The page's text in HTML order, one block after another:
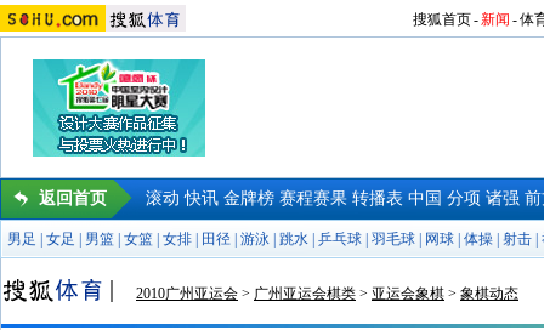
搜狐首页-新闻 -体
返回首页 滚动 快讯 金牌榜 赛程赛果 转播表 中国 分项 诸强
男足 女足 男篮 女篮 女排 田径 游泳 跳水 乒乓球 羽毛球 网球 体操 射击
2010广州亚运会 > 广州亚运会棋类 > 亚运会象棋 > 象棋动态